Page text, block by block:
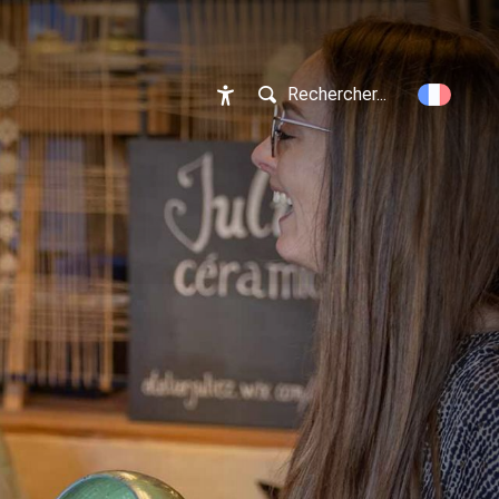
Accessibilité
Rechercher...